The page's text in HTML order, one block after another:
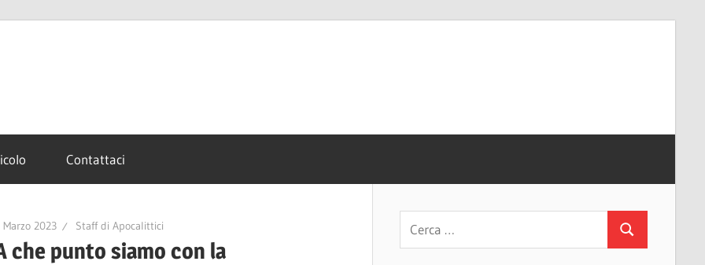
Contattaci
Marzo 2023 Staff di Apocalittici
che punto siamo con la
Ricerca
per:
Cerca